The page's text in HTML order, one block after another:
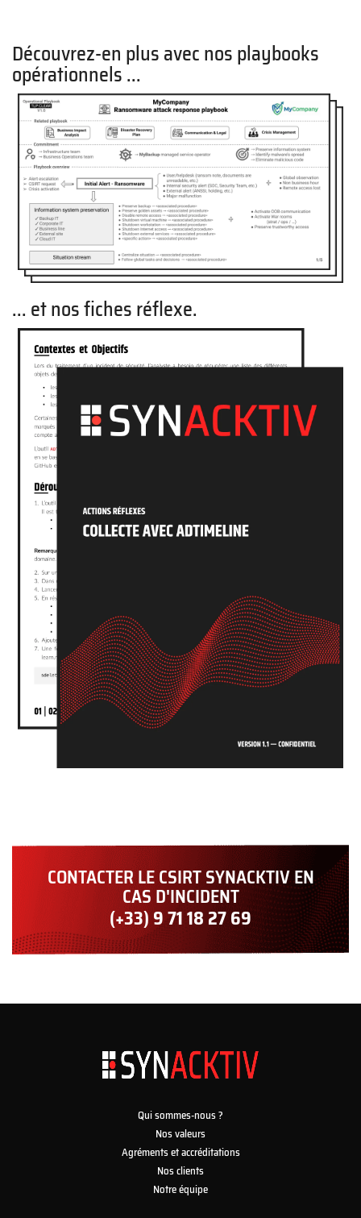
Découvrez-en plus avec nos playbooks
opérationnels ...
... et nos fiches réflexe.
CONTACTER LE CSIRT SYNACKTIV EN
CAS D'INCIDENT
(+33) 9 71 18 27 69
Qui sommes-nous ?
Nos valeurs
Agréments et accréditations
Nos clients
Notre équipe